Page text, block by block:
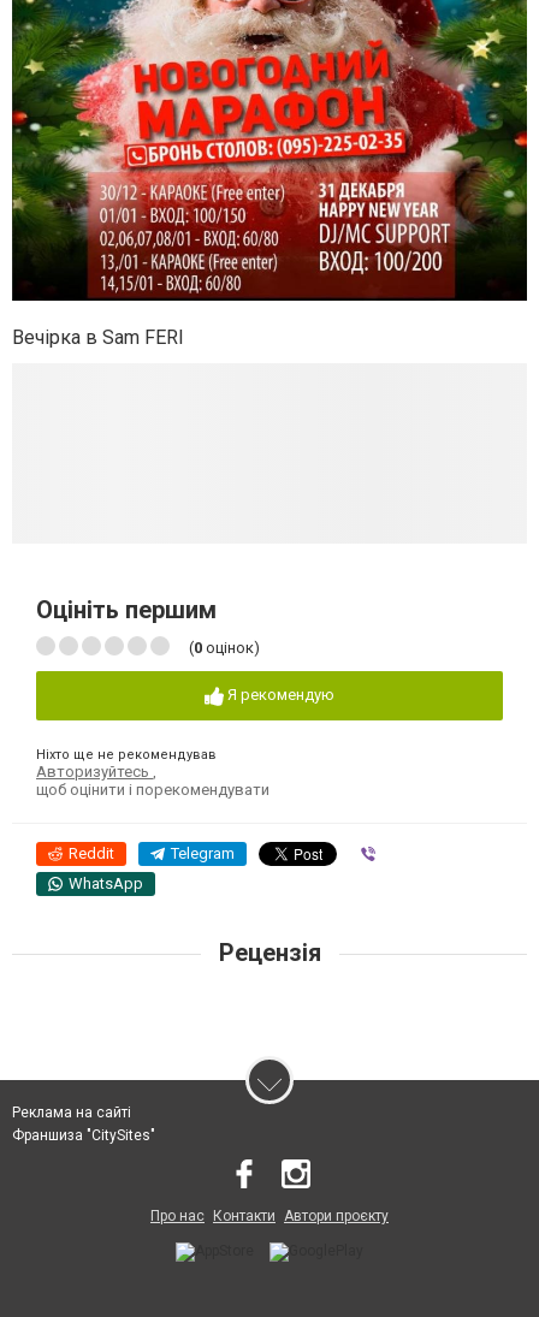
Вечірка в Sam FERI
Оцініть першим
(0 оцінок)
Я рекомендую
Ніхто ще не рекомендував
Авторизуйтесь
щоб оцінити і порекомендувати
Reddit Telegram
WhatsApp
Рецензія
Реклама на сайті
Франшиза "CitySites"
Про нас Контакти Автори проєкту